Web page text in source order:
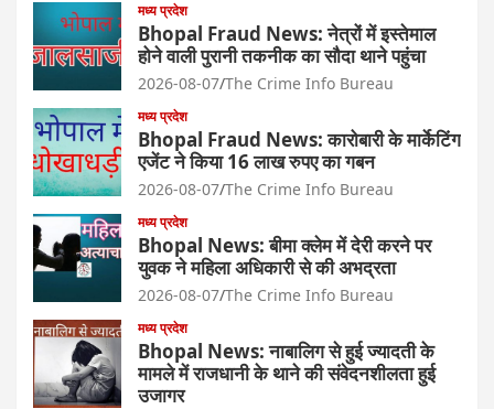
मध्य प्रदेश
Bhopal Fraud News: नेत्रों में इस्तेमाल
होने वाली पुरानी तकनीक का सौदा थाने पहुंचा
2026-08-07 The Crime Info Bureau
मध्य प्रदेश
Bhopal Fraud News: कारोबारी के मार्केटिंग
एजेंट ने किया 16 लाख रुपए का गबन
2026-08-07 The Crime Info Bureau
मध्य प्रदेश
Bhopal News: बीमा क्लेम में देरी करने पर
युवक ने महिला अधिकारी से की अभद्रता
2026-08-07 The Crime Info Bureau
मध्य प्रदेश
Bhopal News: नाबालिग से हुई ज्यादती के
मामले में राजधानी के थाने की संवेदनशीलता हुई
उजागर